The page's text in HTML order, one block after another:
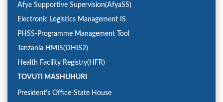
Afya Supportive Supervision(AfyaSS)
Electronic Logistics Management IS
PHSS-Programme Management Tool
Tanzania HMIS(DHIS2)
Health Facility Registry(HFR)
TOVUTI MASHUHURI
President's Office-State House